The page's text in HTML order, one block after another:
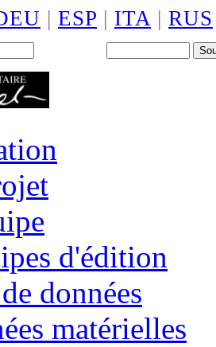
| ESP | ITA | RUS
d'édition
données
matérielles